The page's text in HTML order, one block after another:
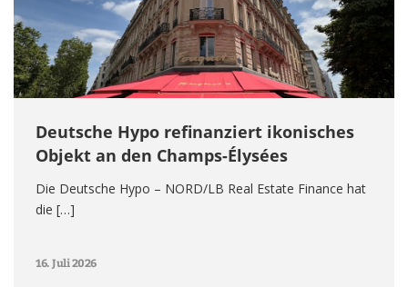
Deutsche Hypo refinanziert ikonisches
Objekt an den Champs-Élysées
Die Deutsche Hypo – NORD/LB Real Estate Finance hat
die […]
16. Juli 2026